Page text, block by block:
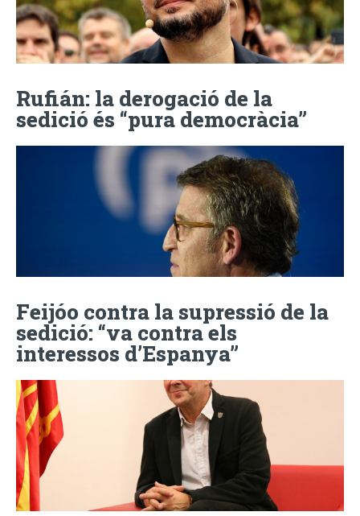
Rufián: la derogació de la
sedició és “pura democràcia”
Feijóo contra la supressió de la
sedició: “va contra els
interessos d’Espanya”